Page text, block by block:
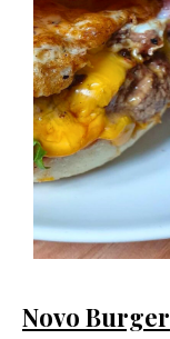
Novo Burger